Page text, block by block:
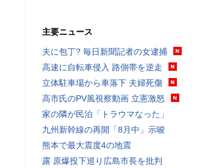
主要ニュース
夫に包丁? 毎日新聞記者の女逮捕
高速に自転車侵入 路側帯を逆走
立体駐車場から車落下 夫婦死傷
高市氏のPV風視察動画 立憲激怒
家の隣が民泊「トラウマなった」
九州新幹線の再開「8月中」示唆
熊本で最大震度4の地震
露 原爆投下巡り広島市長を批判